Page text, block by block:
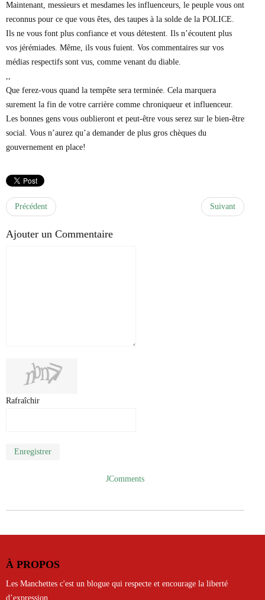
Maintenant, messieurs et mesdames les influenceurs, le peuple vous ont
reconnus pour ce que vous êtes, des taupes à la solde de la POLICE.
Ils ne vous font plus confiance et vous détestent. Ils n’écoutent plus
vos jérémiades. Même, ils vous fuient. Vos commentaires sur vos
médias respectifs sont vus, comme venant du diable.
,,
Que ferez-vous quand la tempête sera terminée. Cela marquera
surement la fin de votre carrière comme chroniqueur et influenceur.
Les bonnes gens vous oublieront et peut-être vous serez sur le bien-être
social. Vous n’aurez qu’a demander de plus gros chèques du
gouvernement en place!
Précédent Suivant
Ajouter un Commentaire
Rafraîchir
Enregistrer
JComments
À PROPOS
Les Manchettes c'est un blogue qui respecte et encourage la liberté
d’expression.